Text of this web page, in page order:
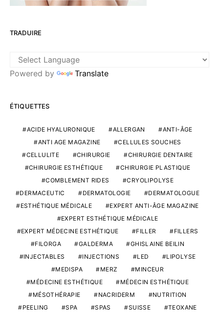
TRADUIRE
Powered by Translate
ÉTIQUETTES
ACIDE HYALURONIQUE ALLERGAN
ANTI-ÂGE
ANTI AGE MAGAZINE
CELLULES SOUCHES
CELLULITE
CHIRURGIE
CHIRURGIE DENTAIRE
CHIRURGIE ESTHÉTIQUE
CHIRURGIE PLASTIQUE
COMBLEMENT RIDES
CRYOLIPOLYSE
DERMACEUTIC
DERMATOLOGIE
DERMATOLOGUE
ESTHÉTIQUE MÉDICALE
EXPERT ANTI-ÂGE MAGAZINE
EXPERT ESTHÉTIQUE MÉDICALE
EXPERT MÉDECINE ESTHÉTIQUE
FILLER
FILLERS
FILORGA
GALDERMA
GHISLAINE BEILIN
INJECTABLES
INJECTIONS LED
LIPOLYSE
MEDISPA
MERZ
MINCEUR
MÉDECINE ESTHÉTIQUE
MÉDECIN ESTHÉTIQUE
MÉSOTHÉRAPIE
NACRIDERM
NUTRITION
PEELING
SPA SPAS SUISSE
TEOXANE